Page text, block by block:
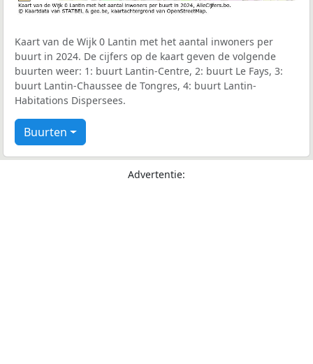
Kaart van de Wijk 0 Lantin met het aantal inwoners per
buurt in 2024. De cijfers op de kaart geven de volgende
buurten weer: 1: buurt Lantin-Centre, 2: buurt Le Fays, 3:
buurt Lantin-Chaussee de Tongres, 4: buurt Lantin-
Habitations Dispersees.
Buurten
Advertentie: